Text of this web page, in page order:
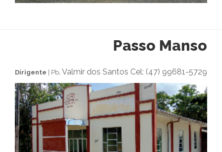
Passo Manso
Dirigente | Pb. Valmir dos Santos Cel: (47) 99681-5729